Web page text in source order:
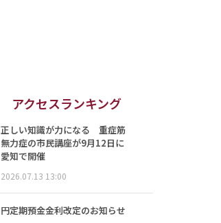
アクセスランキング
正しい知識が力になる 重症筋
無力症の市民講座が9月12日に
愛知で開催
2026.07.13 13:00
円定期預金金利改定のお知らせ